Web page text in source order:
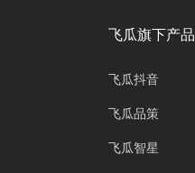
飞瓜旗下产品
飞瓜抖音
飞瓜品策
飞瓜智星